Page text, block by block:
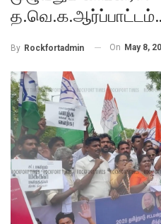
By Rockfortadmin On May 8,